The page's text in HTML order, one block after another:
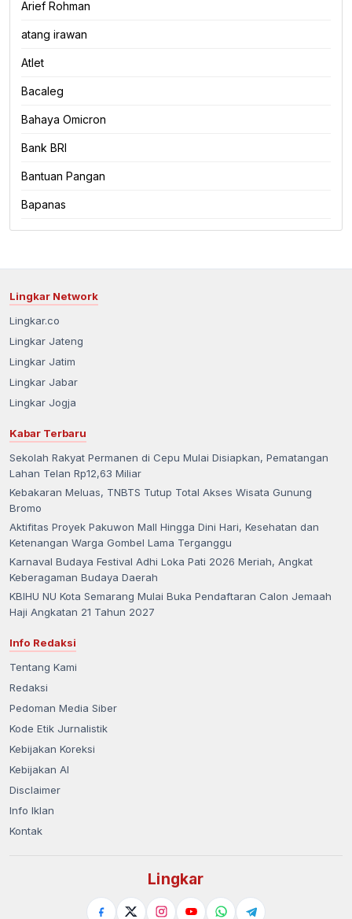
Arief Rohman
atang irawan
Atlet
Bacaleg
Bahaya Omicron
Bank BRI
Bantuan Pangan
Bapanas
Lingkar Network
Lingkar.co
Lingkar Jateng
Lingkar Jatim
Lingkar Jabar
Lingkar Jogja
Kabar Terbaru
Sekolah Rakyat Permanen di Cepu Mulai Disiapkan, Pematangan
Lahan Telan Rp12,63 Miliar
Kebakaran Meluas, TNBTS Tutup Total Akses Wisata Gunung
Bromo
Aktifitas Proyek Pakuwon Mall Hingga Dini Hari, Kesehatan dan
Ketenangan Warga Gombel Lama Terganggu
Karnaval Budaya Festival Adhi Loka Pati 2026 Meriah, Angkat
Keberagaman Budaya Daerah
KBIHU NU Kota Semarang Mulai Buka Pendaftaran Calon Jemaah
Haji Angkatan 21 Tahun 2027
Info Redaksi
Tentang Kami
Redaksi
Pedoman Media Siber
Kode Etik Jurnalistik
Kebijakan Koreksi
Kebijakan AI
Disclaimer
Info Iklan
Kontak
Lingkar